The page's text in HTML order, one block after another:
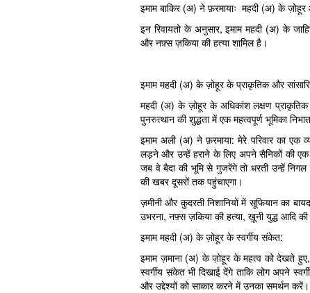
इमाम बाकिर (अ) ने फ़रमायाः महदी (अ) के
इन रिवायतो के अनुसार, इमाम महदी (अ) के
और नफ़्स ज़किया की हत्या शामिल है।
इमाम महदी (अ) के ज़ोहूर के प्राकृतिक और
महदी (अ) के ज़ोहूर के अधिकांश लक्षण
पुनरुत्थान की शुद्धता में एक महत्वपूर्ण भूमिका
इमाम अली (अ) ने फ़रमाया: मेरे परिवार का एक
लड़ने और उन्हें हराने के लिए अपने सैनिकों की
जब वे बैदा की भूमि से गुजरेंगे तो धरती उन्हें
की खबर दूसरों तक पहुंचाएगा।
ज़मीनी और कुदरती निशानियों में सूफियान का
उभरना, नफ़्स ज़किया की हत्या, ख़ूनी युद्ध आदि की
इमाम महदी (अ) के ज़ोहूर के स्वर्गीय संकेत:
इमाम ज़माना (अ) के ज़ोहूर के महत्व को देखते
स्वर्गीय संकेत भी दिखाई देंगे ताकि लोग अपने
और उद्देश्यों को साकार करने में उनका समर्थन करें।